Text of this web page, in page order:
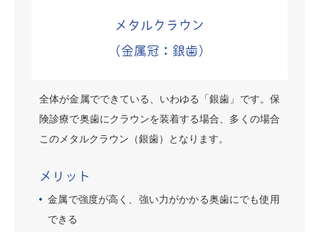
メタルクラウン
（金属冠：銀歯）
全体が金属でできている、いわゆる「銀歯」です。保
険診療で奥歯にクラウンを装着する場合、多くの場合
このメタルクラウン（銀歯）となります。
メリット
金属で強度が高く、強い力がかかる奥歯にでも使用
できる